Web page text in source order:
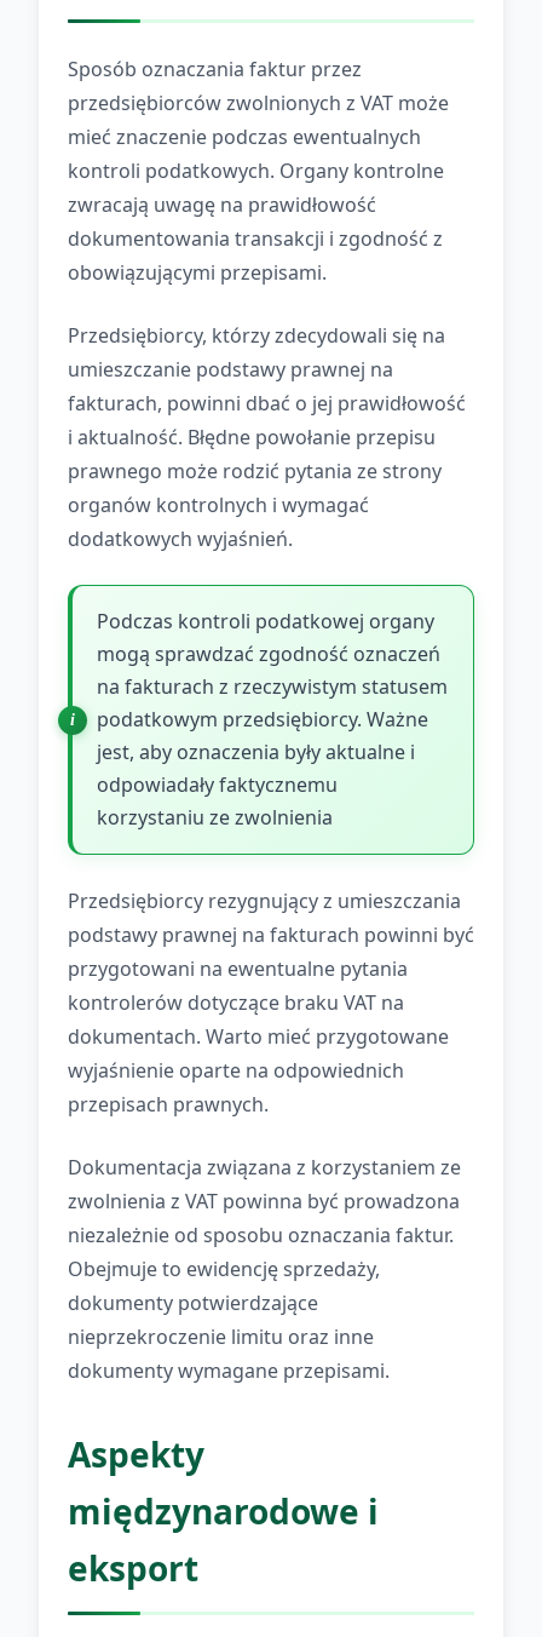
Sposób oznaczania faktur przez
przedsiębiorców zwolnionych z VAT może
mieć znaczenie podczas ewentualnych
kontroli podatkowych. Organy kontrolne
zwracają uwagę na prawidłowość
dokumentowania transakcji i zgodność z
obowiązującymi przepisami.
Przedsiębiorcy, którzy zdecydowali się na
umieszczanie podstawy prawnej na
fakturach, powinni dbać o jej prawidłowość
i aktualność. Błędne powołanie przepisu
prawnego może rodzić pytania ze strony
organów kontrolnych i wymagać
dodatkowych wyjaśnień.
Podczas kontroli podatkowej organy
mogą sprawdzać zgodność oznaczeń
na fakturach z rzeczywistym statusem
podatkowym przedsiębiorcy. Ważne
jest, aby oznaczenia były aktualne i
odpowiadały faktycznemu
korzystaniu ze zwolnienia
Przedsiębiorcy rezygnujący z umieszczania
podstawy prawnej na fakturach powinni być
przygotowani na ewentualne pytania
kontrolerów dotyczące braku VAT na
dokumentach. Warto mieć przygotowane
wyjaśnienie oparte na odpowiednich
przepisach prawnych.
Dokumentacja związana z korzystaniem ze
zwolnienia z VAT powinna być prowadzona
niezależnie od sposobu oznaczania faktur.
Obejmuje to ewidencję sprzedaży,
dokumenty potwierdzające
nieprzekroczenie limitu oraz inne
dokumenty wymagane przepisami.
Aspekty
międzynarodowe i
eksport